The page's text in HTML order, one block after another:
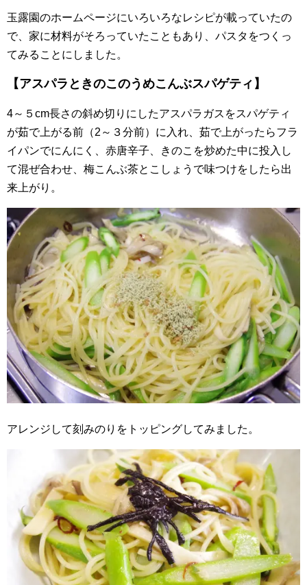
玉露園のホームページにいろいろなレシピが載っていたの
で、家に材料がそろっていたこともあり、パスタをつくっ
てみることにしました。
【アスパラときのこのうめこんぶスパゲティ 】
4～５cm長さの斜め切りにしたアスパラガスをスパゲティ
が茹で上がる前（2～３分前）に入れ、茹で上がったらフラ
イパンでにんにく、赤唐辛子、きのこを炒めた中に投入し
て混ぜ合わせ、梅こんぶ茶とこしょうで味つけをしたら出
来上がり。
アレンジして刻みのりをトッピングしてみました。